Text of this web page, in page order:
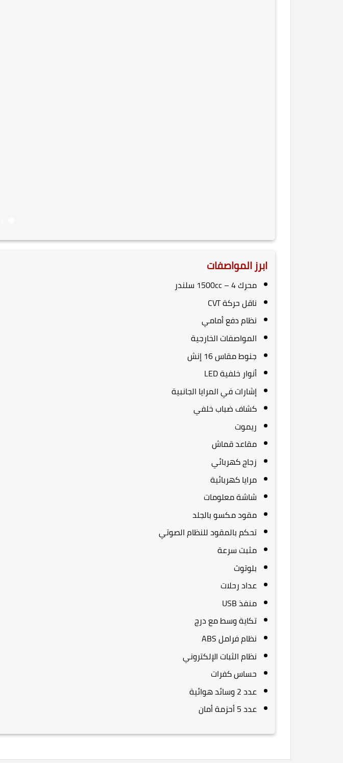
ابرز المواصفات
محرك 1500cc – 4 سلندر
ناقل حركة CVT
نظام دفع أمامي
المواصفات الخارجية
جنوط مقاس 16 إنش
أنوار خلفية LED
إشارات في المرايا الجانبية
كشاف ضباب خلفي
ريموت
مقاعد قماش
زجاج كهربائي
مرايا كهربائية
شاشة معلومات
مقود مكسو بالجلد
تحكم بالمقود للنظام الصوتي
مثبت سرعة
بلوتوث
عداد رحلات
منفذ USB
تكاية وسط مع درج
نظام فرامل ABS
نظام الثبات الإلكتروني
حساس كفرات
عدد 2 وسائد هوائية
عدد 5 أحزمة أمان